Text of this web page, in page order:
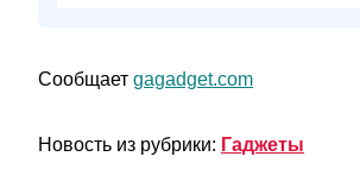
Сообщает gagadget.com
Новость из рубрики: Гаджеты